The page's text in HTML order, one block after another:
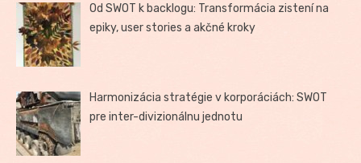
Od SWOT k backlogu: Transformácia zistení na
epiky, user stories a akčné kroky
Harmonizácia stratégie v korporáciách: SWOT
pre inter-divizionálnu jednotu